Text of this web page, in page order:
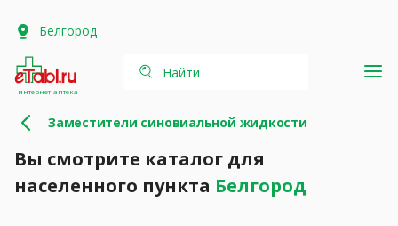
Белгород
интернет-аптека
Найти
Заместители синовиальной жидкости
Вы смотрите каталог для
населенного пункта Белгород